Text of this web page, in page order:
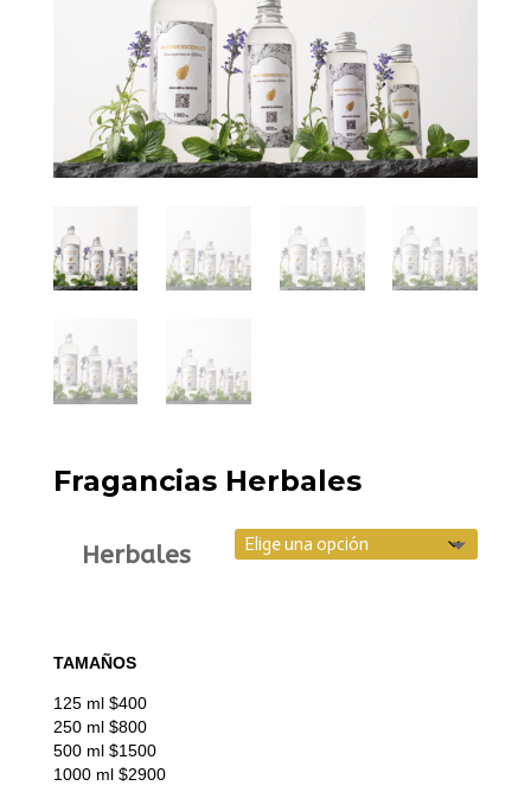
Fragancias Herbales
Herbales
TAMAÑOS
125 ml $400
250 ml $800
500 ml $1500
1000 ml $2900